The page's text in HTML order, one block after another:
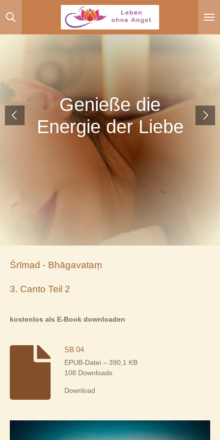
Hauptinhalt
Genieße die
Energie der Liebe
Śrīmad - Bhāgavataṃ
3. Canto Teil 2
kostenlos als E-Book downloaden
SB 04
EPUB-Datei – 390,1 KB
108 Downloads
Download